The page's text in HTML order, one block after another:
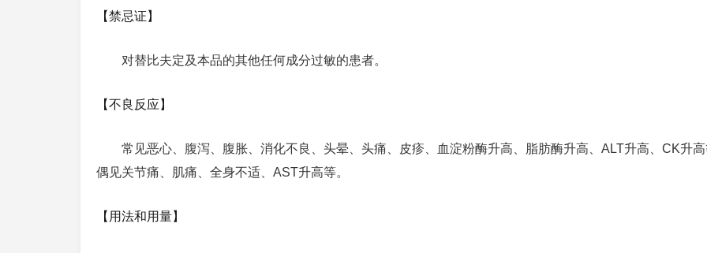
【禁忌证】
对替比夫定及本品的其他任何成分过敏的患者。
【不良反应】
常见恶心、腹泻、腹胀、消化不良、头晕、头痛、皮疹、血淀粉酶升高、脂肪酶升高、ALT升高、CK升
偶见关节痛、肌痛、全身不适、AST升高等。
【用法和用量】